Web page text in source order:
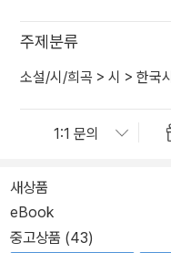
주제분류
소설/시/희곡 > 시 > 한국시
새상품
eBook
중고상품 (43)